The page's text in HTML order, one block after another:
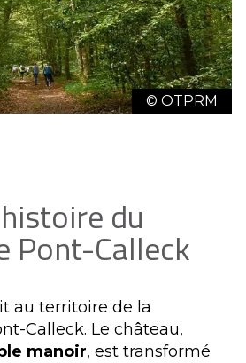
© OTPRM
du
Pont-Calleck
au territoire de la
Calleck. Le château,
manoir, est transformé